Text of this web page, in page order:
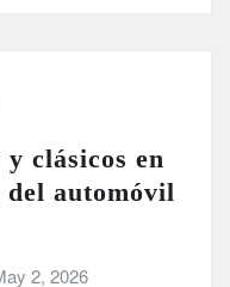
clásicos en
automóvil
2, 2026